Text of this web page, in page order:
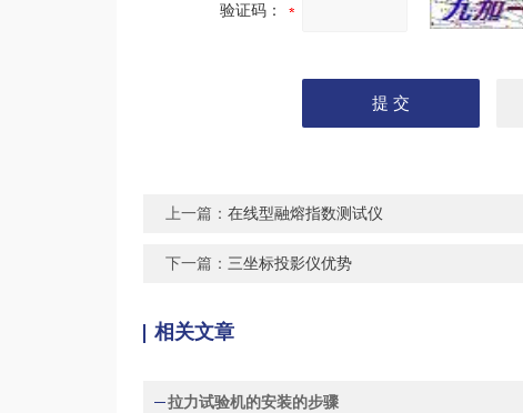
验证码：
上一篇： 在线型融熔指数测试仪
下一篇： 三坐标投影仪优势
相关文章
拉力试验机的安装的步骤